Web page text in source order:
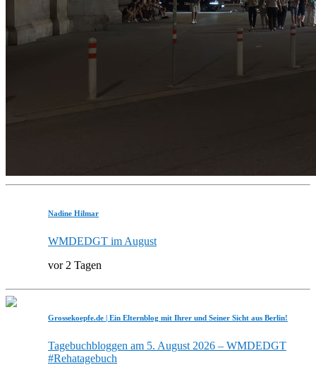
Nadine Hilmar
WMDEDGT im August
vor 2 Tagen
Grossekoepfe.de | Ein Elternblog mit Ihrer und Seiner Sicht aus Berlin!
Tagebuchbloggen am 5. August 2026 – WMDEDGT
#Rehatagebuch